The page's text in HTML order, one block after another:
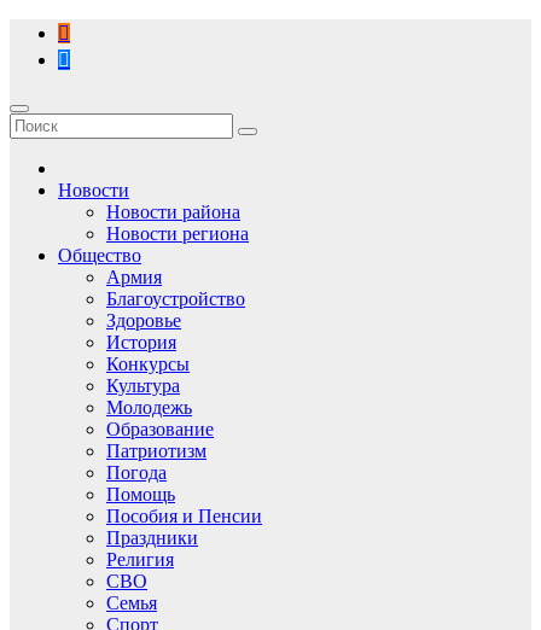
Перейти
содержимому
Новости
Новости района
Новости региона
Общество
Армия
Благоустройство
Здоровье
История
Конкурсы
Культура
Молодежь
Образование
Патриотизм
Погода
Помощь
Пособия и Пенсии
Праздники
Религия
СВО
Семья
Спорт